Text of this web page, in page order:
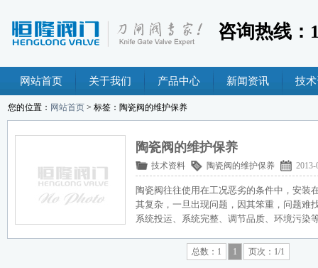
咨询热线：
网站首页 关于我们 产品中心 新闻资讯 技
您的位置： 网站首页 > 标签：陶瓷阀的维护保养
陶瓷阀的维护保养
技术资料 陶瓷阀的维护保养 2013-
陶瓷阀往往使用在工况恶劣的条件中，安装
其复杂，一旦出现问题，因其笨重，问题难
系统投运、系统完整、调节品质、环境污染
总数：1 1 页次：1/1